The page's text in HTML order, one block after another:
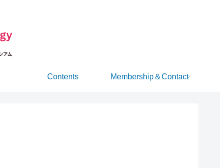
Contents Membership＆Contact